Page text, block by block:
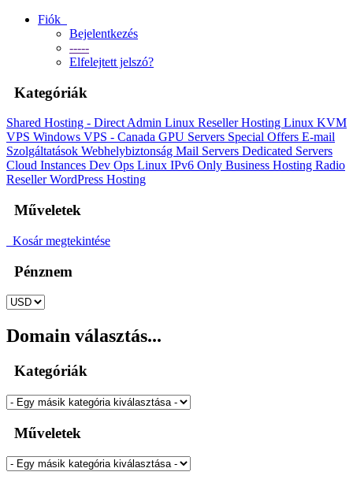
Fiók
Bejelentkezés
-----
Elfelejtett jelszó?
Kategóriák
Shared Hosting - Direct Admin Linux Reseller Hosting Linux KVM
VPS Windows VPS - Canada GPU Servers Special Offers E-mail
Szolgáltatások Webhelybiztonság Mail Servers Dedicated Servers
Cloud Instances Dev Ops Linux IPv6 Only Business Hosting Radio
ResellerWordPress Hosting
Műveletek
Kosár megtekintése
Pénznem
Domain választás...
Kategóriák
Műveletek